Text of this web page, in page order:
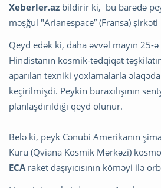
Xeberler.az bildirir ki, bu barədə
məşğul "Arianespace” (Fransa)
Qeyd edək ki, daha əvvəl mayın 25-
Hindistanın kosmik-tədqiqat
aparılan texniki yoxlamalarla
keçirilmişdi. Peykin buraxılışının
planlaşdırıldığı qeyd olunur.
Belə ki, peyk Cənubi Amerikanın
Kuru (Qviana Kosmik Mərkəzi)
ECA raket daşıyıcısının köməyi ilə